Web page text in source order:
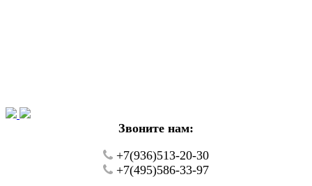
Звоните нам:
+7(936)513-20-30
+7(495)586-33-97